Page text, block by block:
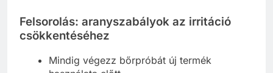
Felsorolás: aranyszabályok az irritáció
csökkentéséhez
Mindig végezz bőrpróbát új termék